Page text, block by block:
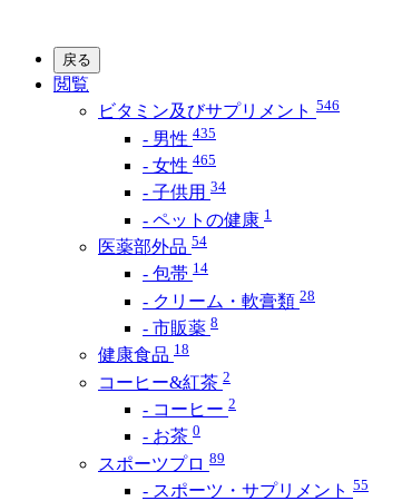
戻る
閲覧
ビタミン及びサプリメント 546
- 男性 435
- 女性 465
- 子供用 34
- ペットの健康 1
医薬部外品 54
- 包帯 14
- クリーム・軟膏類 28
- 市販薬 8
健康食品 18
コーヒー&紅茶 2
- コーヒー 2
- お茶 0
スポーツプロ 89
- スポーツ・サプリメント 55